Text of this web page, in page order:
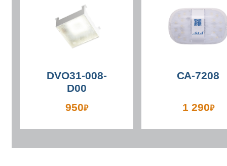
DVO31-008-
D00
950₽
СА-7208
1 290₽